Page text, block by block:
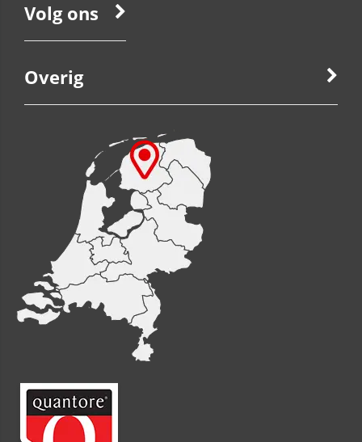
Volg ons
Overig